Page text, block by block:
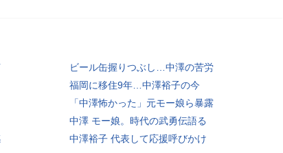
ビール缶握りつぶし…中澤の苦労
福岡に移住9年…中澤裕子の今
「中澤怖かった」元モー娘ら暴露
中澤 モー娘。時代の武勇伝語る
中澤裕子 代表して応援呼びかけ